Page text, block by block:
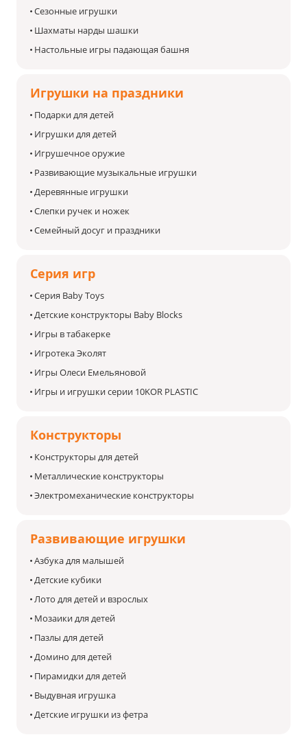
Сезонные игрушки
Шахматы нарды шашки
Настольные игры падающая башня
Игрушки на праздники
Подарки для детей
Игрушки для детей
Игрушечное оружие
Развивающие музыкальные игрушки
Деревянные игрушки
Слепки ручек и ножек
Семейный досуг и праздники
Серия игр
Серия Baby Toys
Детские конструкторы Baby Blocks
Игры в табакерке
Игротека Эколят
Игры Олеси Емельяновой
Игры и игрушки серии 10KOR PLASTIC
Конструкторы
Конструкторы для детей
Металлические конструкторы
Электромеханические конструкторы
Развивающие игрушки
Азбука для малышей
Детские кубики
Лото для детей и взрослых
Мозаики для детей
Пазлы для детей
Домино для детей
Пирамидки для детей
Выдувная игрушка
Детские игрушки из фетра